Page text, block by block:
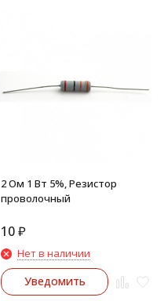
2 Ом 1 Вт 5%, Резистор
проволочный
10₽
Нет в наличии
Уведомить